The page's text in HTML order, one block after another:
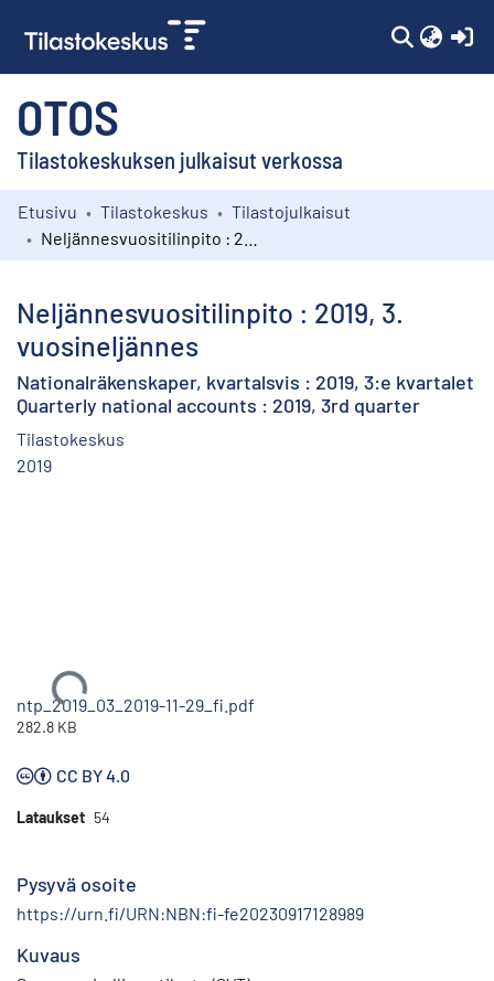
OTOS
Tilastokeskuksen julkaisut verkossa
Kokoelmat
Etusivu Tilastokeskus
Tilastojulkaisut
Neljännesvuositilinpito : 2019, 3.
vuosineljännes
Nationalräkenskaper, kvartalsvis : 2019, 3:e kvartalet
Quarterly national accounts : 2019, 3rd quarter
Tilastokeskus
2019
ntp_2019_03_2019-11-29_fi.pdf
282.8 KB
CC BY 4.0
Lataukset 54
Pysyvä osoite
https://urn.fi/URN:NBN:fi-fe20230917128989
Kuvaus